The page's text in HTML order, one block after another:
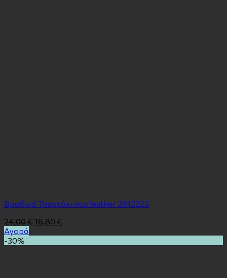
Βραδινό Τσαντάκι eco leather 2912222
24,00€ 16,80 €
Αγορά
-30%